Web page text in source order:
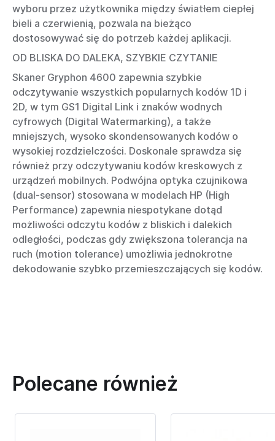
wyboru przez użytkownika między światłem ciepłej
bieli a czerwienią, pozwala na bieżąco
dostosowywać się do potrzeb każdej aplikacji.
OD BLISKA DO DALEKA, SZYBKIE CZYTANIE
Skaner Gryphon 4600 zapewnia szybkie
odczytywanie wszystkich popularnych kodów 1D i
2D, w tym GS1 Digital Link i znaków wodnych
cyfrowych (Digital Watermarking), a także
mniejszych, wysoko skondensowanych kodów o
wysokiej rozdzielczości. Doskonale sprawdza się
również przy odczytywaniu kodów kreskowych z
urządzeń mobilnych. Podwójna optyka czujnikowa
(dual-sensor) stosowana w modelach HP (High
Performance) zapewnia niespotykane dotąd
możliwości odczytu kodów z bliskich i dalekich
odległości, podczas gdy zwiększona tolerancja na
ruch (motion tolerance) umożliwia jednokrotne
dekodowanie szybko przemieszczających się kodów.
Polecane również